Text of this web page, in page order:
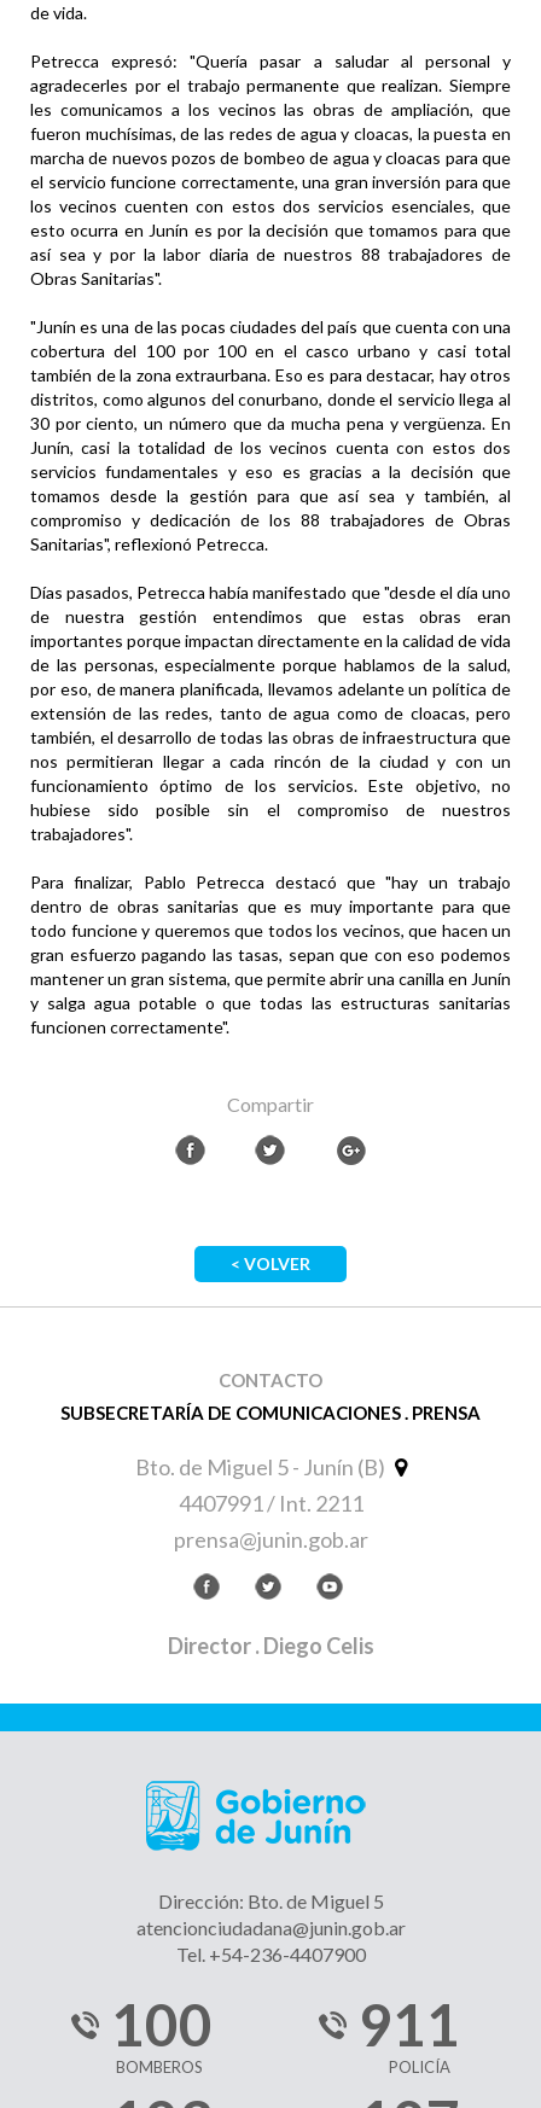
de vida.
Petrecca expresó: "Quería pasar a saludar al personal y
agradecerles por el trabajo permanente que realizan. Siempre
les comunicamos a los vecinos las obras de ampliación, que
fueron muchísimas, de las redes de agua y cloacas, la puesta en
marcha de nuevos pozos de bombeo de agua y cloacas para que
el servicio funcione correctamente, una gran inversión para que
los vecinos cuenten con estos dos servicios esenciales, que
esto ocurra en Junín es por la decisión que tomamos para que
así sea y por la labor diaria de nuestros 88 trabajadores de
Obras Sanitarias".
"Junín es una de las pocas ciudades del país que cuenta con una
cobertura del 100 por 100 en el casco urbano y casi total
también de la zona extraurbana. Eso es para destacar, hay otros
distritos, como algunos del conurbano, donde el servicio llega al
30 por ciento, un número que da mucha pena y vergüenza. En
Junín, casi la totalidad de los vecinos cuenta con estos dos
servicios fundamentales y eso es gracias a la decisión que
tomamos desde la gestión para que así sea y también, al
compromiso y dedicación de los 88 trabajadores de Obras
Sanitarias", reflexionó Petrecca.
Días pasados, Petrecca había manifestado que "desde el día uno
de nuestra gestión entendimos que estas obras eran
importantes porque impactan directamente en la calidad de vida
de las personas, especialmente porque hablamos de la salud,
por eso, de manera planificada, llevamos adelante un política de
extensión de las redes, tanto de agua como de cloacas, pero
también, el desarrollo de todas las obras de infraestructura que
nos permitieran llegar a cada rincón de la ciudad y con un
funcionamiento óptimo de los servicios. Este objetivo, no
hubiese sido posible sin el compromiso de nuestros
trabajadores".
Para finalizar, Pablo Petrecca destacó que "hay un trabajo
dentro de obras sanitarias que es muy importante para que
todo funcione y queremos que todos los vecinos, que hacen un
gran esfuerzo pagando las tasas, sepan que con eso podemos
mantener un gran sistema, que permite abrir una canilla en Junín
y salga agua potable o que todas las estructuras sanitarias
funcionen correctamente".
Compartir
< VOLVER
CONTACTO
SUBSECRETARÍA DE COMUNICACIONES . PRENSA
Bto. de Miguel 5 - Junín (B)
4407991 / Int. 2211
prensa@junin.gob.ar
Director. Diego Celis
Dirección: Bto. de Miguel 5
atencionciudadana@junin.gob.ar
Tel. +54-236-4407900
100
BOMBEROS
911
POLICÍA